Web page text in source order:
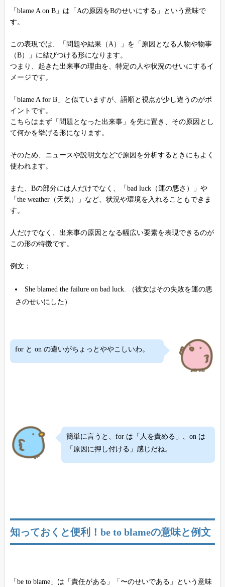
「blame A on B」は「Aの原因をBのせいにする」という意味で
す。
この表現では、「問題や結果（A）」を「原因となる人物や物事
（B）」に結びつける形になります。
つまり、起きた出来事の理由を、特定の人や状況のせいにするイ
メージです。
「blame A for B」と似ていますが、語順と視点が少し違うのがポ
イントです。
こちらはまず「問題となった出来事」を先に置き、その原因とし
て何かを挙げる形になります。
そのため、ニュースや説明文などで原因を分析するときにもよく
使われます。
また、Bの部分には人だけでなく、「bad luck（運の悪さ）」や
「the weather（天気）」など、状況や環境を入れることもできま
す。
人だけでなく、出来事の原因となる幅広い要素を表現できるのが
この形の特徴です。
例文；
She blamed the failure on bad luck. （彼女はその失敗を運の悪
さのせいにした）
for と on の違いがちょっとややこしいわ。
簡単に言うと、for は「人を責める」、on は
「原因に押し付ける」感じだね。
知っておくと便利！be to blameの意味と例文
「be to blame」は「責任がある」「〜のせいである」という意味